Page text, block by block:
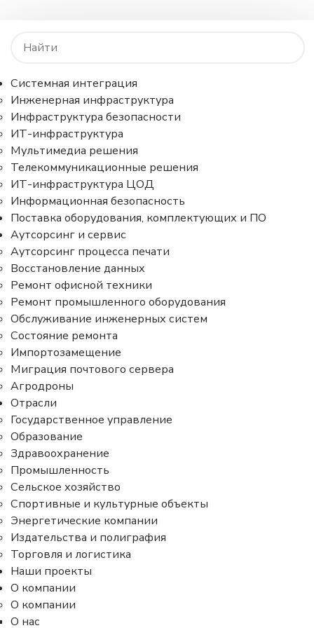
Системная интеграция
Инженерная инфраструктура
Инфраструктура безопасности
ИТ-инфраструктура
Мультимедиа решения
Телекоммуникационные решения
ИТ-инфраструктура ЦОД
Информационная безопасность
Поставка оборудования, комплектующих и ПО
Аутсорсинг и сервис
Аутсорсинг процесса печати
Восстановление данных
Ремонт офисной техники
Ремонт промышленного оборудования
Обслуживание инженерных систем
Состояние ремонта
Импортозамещение
Миграция почтового сервера
Агродроны
Отрасли
Государственное управление
Образование
Здравоохранение
Промышленность
Сельское хозяйство
Спортивные и культурные объекты
Энергетические компании
Издательства и полиграфия
Торговля и логистика
Наши проекты
О компании
О компании
О нас
Система управления секретами StarVault усилила
пентестов CICADA8
Система управления
секретами StarVault
усилила контроль доступа
и отказоустойчивость по
итогам пентестов CICADA8
Разработчик инфраструктурного ПО для Enterprise-
бизнеса Orion soft представил результаты
комплексного анализа защищенности системы
управления секретами StarVault. По итогам
пентестов, проведенных специалистами компании
CICADA8, разработчики исправили две ошибки
безопасности, исключив вероятность обхода
механизма контроля доступа и провокации отказа